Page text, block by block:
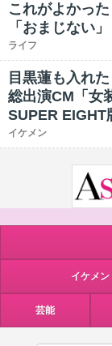
これがよかっ
「おまじない
ライフ
目黒蓮も入れ
総出演CM「女
SUPER EIGHT
イケメン
イケメン
芸能